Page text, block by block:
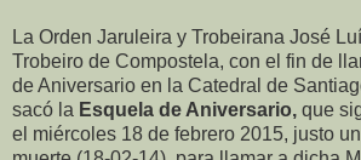
La Orden Jaruleira y Trobeirana José
Trobeiro de Compostela, con el fin de
de Aniversario en la Catedral de
sacó la Esquela de Aniversario, que
el miércoles 18 de febrero 2015, justo